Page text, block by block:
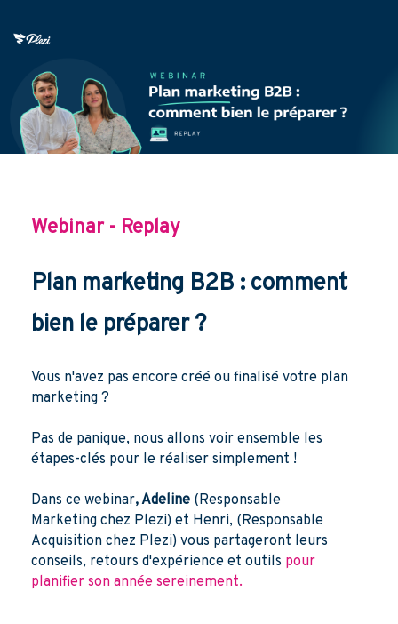
Webinar - Replay
Plan marketing B2B : comment
bien le préparer ?
Vous n'avez pas encore créé ou finalisé votre plan
marketing ?
Pas de panique, nous allons voir ensemble les
étapes-clés pour le réaliser simplement !
Dans ce webinar, Adeline (Responsable
Marketing chez Plezi) et Henri, (Responsable
Acquisition chez Plezi) vous partageront leurs
conseils, retours d'expérience et outils pour
planifier son année sereinement.